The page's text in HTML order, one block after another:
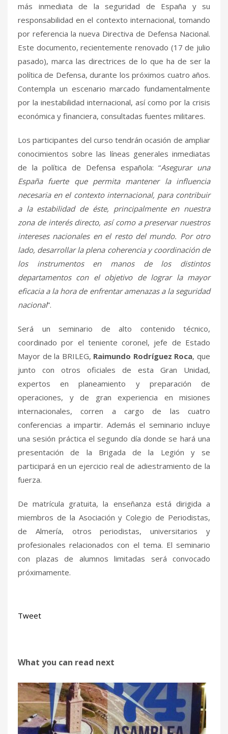
más inmediata de la seguridad de España y su
responsabilidad en el contexto internacional, tomando
por referencia la nueva Directiva de Defensa Nacional.
Este documento, recientemente renovado (17 de julio
pasado), marca las directrices de lo que ha de ser la
política de Defensa, durante los próximos cuatro años.
Contempla un escenario marcado fundamentalmente
por la inestabilidad internacional, así como por la crisis
económica y financiera, consultadas fuentes militares.
Los participantes del curso tendrán ocasión de ampliar
conocimientos sobre las líneas generales inmediatas
de la política de Defensa española: “Asegurar una
España fuerte que permita mantener la influencia
necesaria en el contexto internacional, para contribuir
a la estabilidad de éste, principalmente en nuestra
zona de interés directo, así como a preservar nuestros
intereses nacionales en el resto del mundo. Por otro
lado, desarrollar la plena coherencia y coordinación de
los instrumentos en manos de los distintos
departamentos con el objetivo de lograr la mayor
eficacia a la hora de enfrentar amenazas a la seguridad
nacional”.
Será un seminario de alto contenido técnico,
coordinado por el teniente coronel, jefe de Estado
Mayor de la BRILEG, Raimundo Rodríguez Roca, que
junto con otros oficiales de esta Gran Unidad,
expertos en planeamiento y preparación de
operaciones, y de gran experiencia en misiones
internacionales, corren a cargo de las cuatro
conferencias a impartir. Además el seminario incluye
una sesión práctica el segundo día donde se hará una
presentación de la Brigada de la Legión y se
participará en un ejercicio real de adiestramiento de la
fuerza.
De matrícula gratuita, la enseñanza está dirigida a
miembros de la Asociación y Colegio de Periodistas,
de Almería, otros periodistas, universitarios y
profesionales relacionados con el tema. El seminario
con plazas de alumnos limitadas será convocado
próximamente.
Tweet
What you can read next